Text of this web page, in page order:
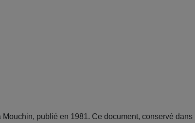
publié en 1981. Ce document, conservé